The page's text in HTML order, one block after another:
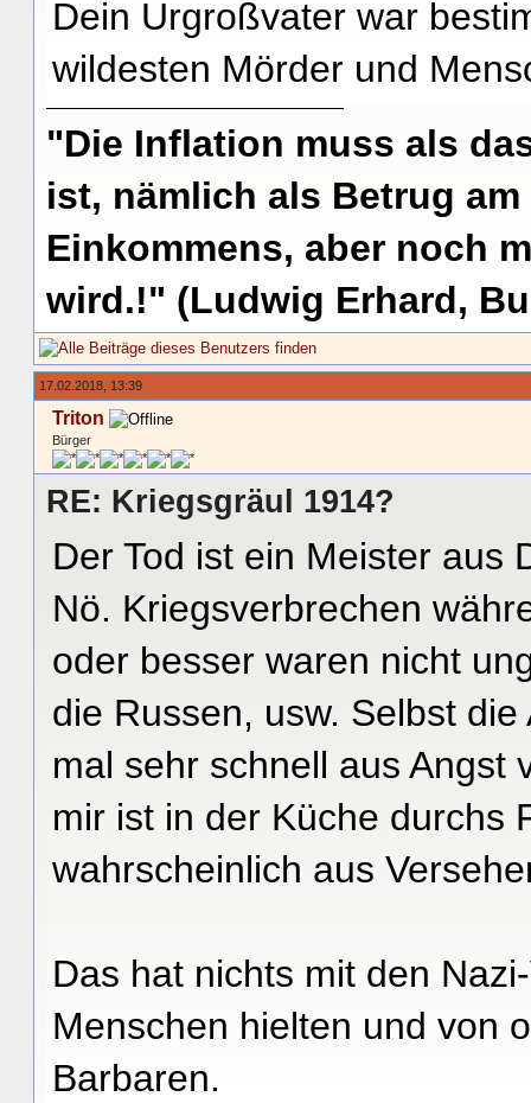
Dein Urgroßvater war
wildesten Mörder und
"Die Inflation muss als
ist, nämlich als Betrug
Einkommens, aber noch
wird.!" (Ludwig Erhard,
17.02.2018, 13:39
Triton
Bürger
RE: Kriegsgräul 1914?
Der Tod ist ein Meister aus
Nö. Kriegsverbrechen
oder besser waren nicht
die Russen, usw. Selbst
mal sehr schnell aus Angst
mir ist in der Küche durchs
wahrscheinlich aus
Das hat nichts mit den
Menschen hielten und von
Barbaren.